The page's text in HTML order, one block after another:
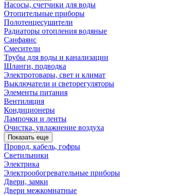
Насосы, счетчики для воды
Отопительные приборы
Полотенцесушители
Радиаторы отопления водяные
Санфаянс
Смесители
Трубы для воды и канализации
Шланги, подводка
Электротовары, свет и климат
Выключатели и светорегуляторы
Элементы питания
Вентиляция
Кондиционеры
Лампочки и ленты
Очистка, увлажнение воздуха
Показать еще
Провод, кабель, гофры
Светильники
Электрика
Электрообогревательные приборы
Двери, замки
Двери межкомнатные